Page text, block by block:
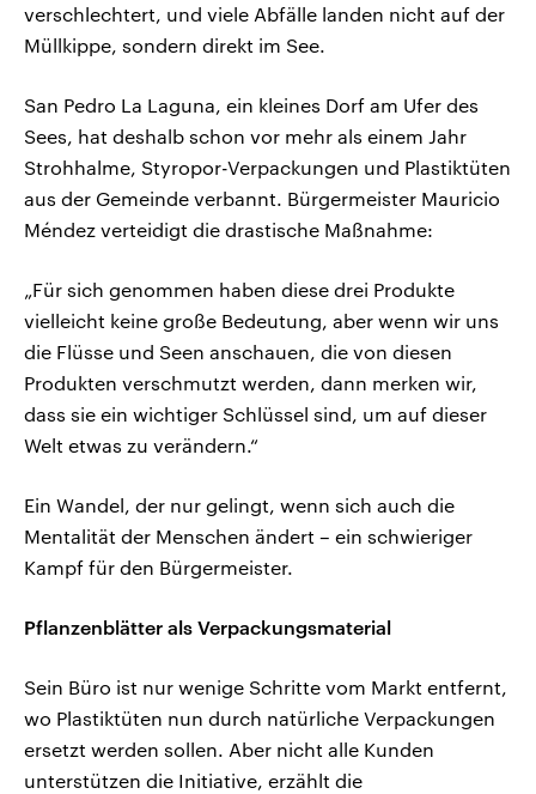
verschlechtert, und viele Abfälle landen nicht auf der
Müllkippe, sondern direkt im See.
San Pedro La Laguna, ein kleines Dorf am Ufer des
Sees, hat deshalb schon vor mehr als einem Jahr
Strohhalme, Styropor-Verpackungen und Plastiktüten
aus der Gemeinde verbannt. Bürgermeister Mauricio
Méndez verteidigt die drastische Maßnahme:
„Für sich genommen haben diese drei Produkte
vielleicht keine große Bedeutung, aber wenn wir uns
die Flüsse und Seen anschauen, die von diesen
Produkten verschmutzt werden, dann merken wir,
dass sie ein wichtiger Schlüssel sind, um auf dieser
Welt etwas zu verändern.“
Ein Wandel, der nur gelingt, wenn sich auch die
Mentalität der Menschen ändert – ein schwieriger
Kampf für den Bürgermeister.
Pflanzenblätter als Verpackungsmaterial
Sein Büro ist nur wenige Schritte vom Markt entfernt,
wo Plastiktüten nun durch natürliche Verpackungen
ersetzt werden sollen. Aber nicht alle Kunden
unterstützen die Initiative, erzählt die